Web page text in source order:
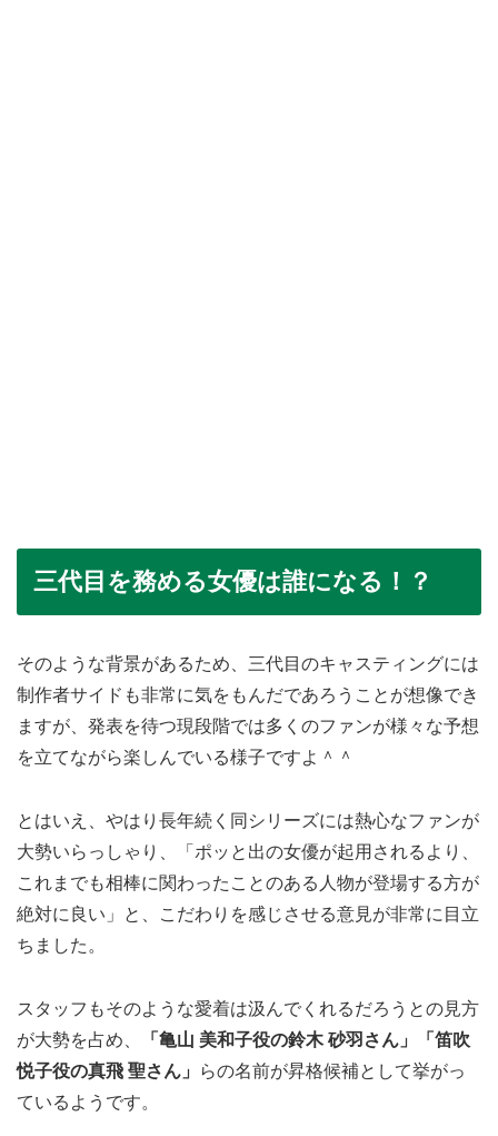
三代目を務める女優は誰になる！？
そのような背景があるため、三代目のキャスティングには
制作者サイドも非常に気をもんだであろうことが想像でき
ますが、発表を待つ現段階では多くのファンが様々な予想
を立てながら楽しんでいる様子ですよ＾＾
とはいえ、やはり長年続く同シリーズには熱心なファンが
大勢いらっしゃり、「ポッと出の女優が起用されるより、
これまでも相棒に関わったことのある人物が登場する方が
絶対に良い」と、こだわりを感じさせる意見が非常に目立
ちました。
スタッフもそのような愛着は汲んでくれるだろうとの見方
が大勢を占め、
「亀山 美和子役の鈴木 砂羽さん」「笛吹
悦子役の真飛 聖さん」
らの名前が昇格候補として挙がっ
ているようです。